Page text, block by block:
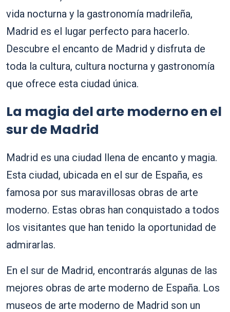
vida nocturna y la gastronomía madrileña,
Madrid es el lugar perfecto para hacerlo.
Descubre el encanto de Madrid y disfruta de
toda la cultura, cultura nocturna y gastronomía
que ofrece esta ciudad única.
La magia del arte moderno en el
sur de Madrid
Madrid es una ciudad llena de encanto y magia.
Esta ciudad, ubicada en el sur de España, es
famosa por sus maravillosas obras de arte
moderno. Estas obras han conquistado a todos
los visitantes que han tenido la oportunidad de
admirarlas.
En el sur de Madrid, encontrarás algunas de las
mejores obras de arte moderno de España. Los
museos de arte moderno de Madrid son un